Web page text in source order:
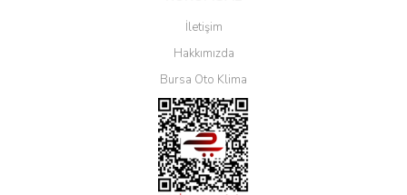
Yorum Yaz
İletişim
Hakkımızda
Bursa Oto Klima